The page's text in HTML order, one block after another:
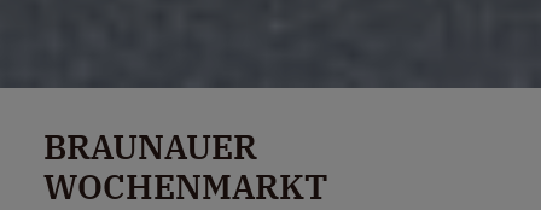
BRAUNAUER
WOCHENMARKT